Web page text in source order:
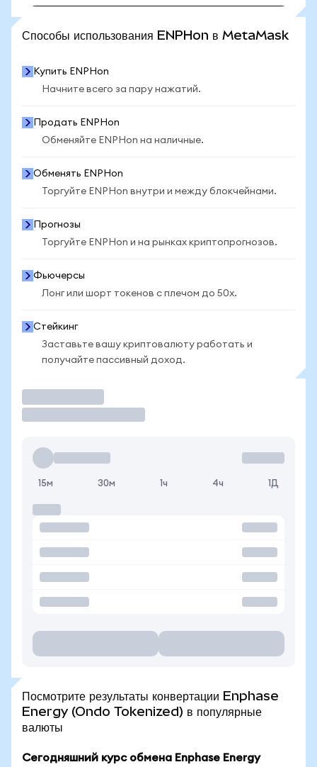
Способы использования ENPHon в MetaMask
Купить ENPHon
Начните всего за пару нажатий.
Продать ENPHon
Обменяйте ENPHon на наличные.
Обменять ENPHon
Торгуйте ENPHon внутри и между блокчейнами.
Прогнозы
Торгуйте ENPHon и на рынках криптопрогнозов.
Фьючерсы
Лонг или шорт токенов с плечом до 50x.
Стейкинг
Заставьте вашу криптовалюту работать и
получайте пассивный доход.
15м 30м 1ч 4ч 1Д
Посмотрите результаты конвертации Enphase
Energy (Ondo Tokenized) в популярные
валюты
Сегодняшний курс обмена Enphase Energy